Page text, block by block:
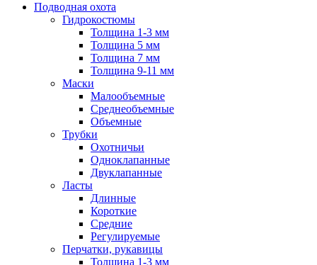
Подводная охота
Гидрокостюмы
Толщина 1-3 мм
Толщина 5 мм
Толщина 7 мм
Толщина 9-11 мм
Маски
Малообъемные
Среднеобъемные
Объемные
Трубки
Охотничьи
Одноклапанные
Двуклапанные
Ласты
Длинные
Короткие
Средние
Регулируемые
Перчатки, рукавицы
Толщина 1-3 мм